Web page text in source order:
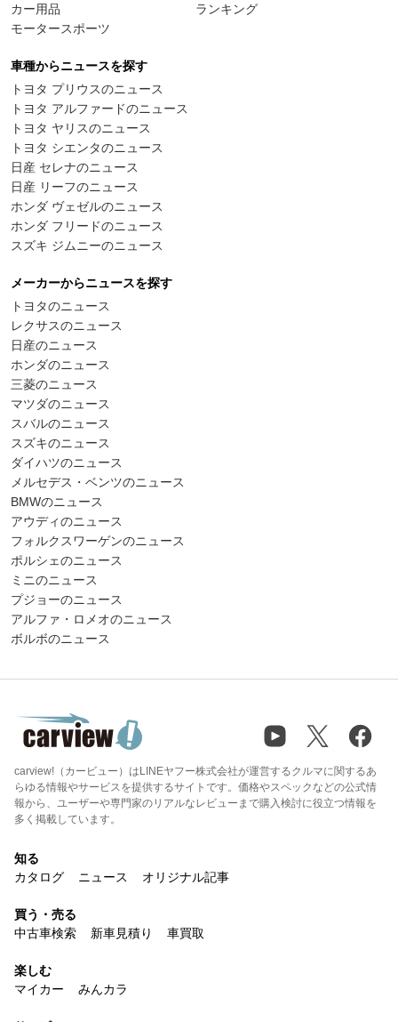
カー用品
モータースポーツ
ランキング
車種からニュースを探す
トヨタ プリウスのニュース
トヨタ アルファードのニュース
トヨタ ヤリスのニュース
トヨタ シエンタのニュース
日産 セレナのニュース
日産 リーフのニュース
ホンダ ヴェゼルのニュース
ホンダ フリードのニュース
スズキ ジムニーのニュース
メーカーからニュースを探す
トヨタのニュース
レクサスのニュース
日産のニュース
ホンダのニュース
三菱のニュース
マツダのニュース
スバルのニュース
スズキのニュース
ダイハツのニュース
メルセデス・ベンツのニュース
BMWのニュース
アウディのニュース
フォルクスワーゲンのニュース
ポルシェのニュース
ミニのニュース
プジョーのニュース
アルファ・ロメオのニュース
ボルボのニュース
carview!（カービュー）はLINEヤフー株式会社が運営するクルマに関するあ
らゆる情報やサービスを提供するサイトです。価格やスペックなどの公式情
報から、ユーザーや専門家のリアルなレビューまで購入検討に役立つ情報を
多く掲載しています。
知る
カタログ
ニュース オリジナル記事
買う・売る
中古車検索
新車見積り 車買取
楽しむ
マイカー
みんカラ